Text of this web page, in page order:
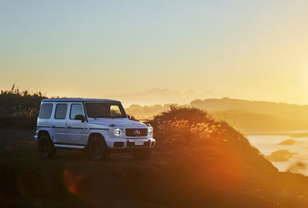
Sedan
S-Class
Sedan
New
S-Class
Sedan
Mercedes-
Maybach